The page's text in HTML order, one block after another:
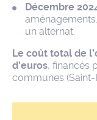
Décembre
un alternat.
Le coût total de
d’euros, financés
communes (Saint-